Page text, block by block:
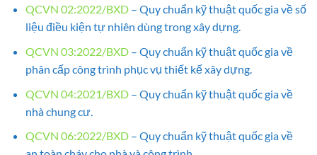
QCVN 02:2022/BXD– Quy chuẩn kỹ thuật quốc gia về số
liệu điều kiện tự nhiên dùng trong xây dựng.
QCVN 03:2022/BXD– Quy chuẩn kỹ thuật quốc gia về
phân cấp công trình phục vụ thiết kế xây dựng.
QCVN 04:2021/BXD– Quy chuẩn kỹ thuật quốc gia về
nhà chung cư.
QCVN 06:2022/BXD– Quy chuẩn kỹ thuật quốc gia về